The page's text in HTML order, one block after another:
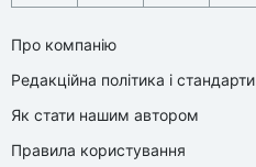
Про компанію
Редакційна політика і стандарти
Як стати нашим автором
Правила користування